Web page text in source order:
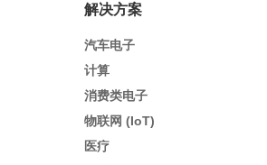
解决方案
汽车电子
计算
消费类电子
物联网 (IoT)
医疗